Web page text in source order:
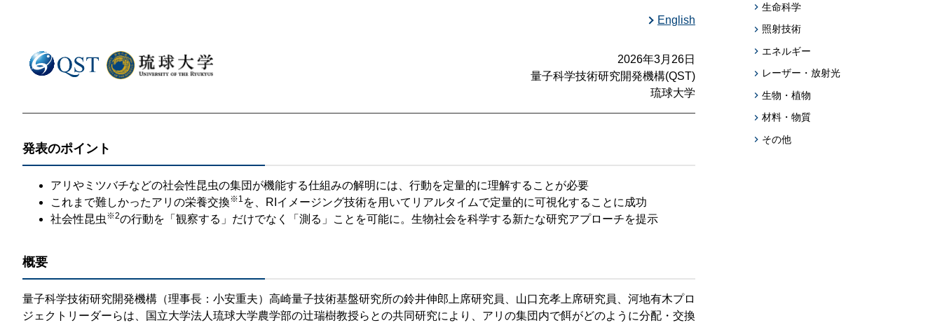
規程集
プログラム・データベース成果物一覧
学術機関リポジトリQST-Repository
English
​2026年3月26日
量子科学技術研究開発機構(QST)
琉球大学
発表のポイント
アリやミツバチなどの社会性昆虫の集団が機能する仕組みの解明には、行動を定量的に理解することが必要
これまで難しかったアリの栄養交換※1 を、RIイメージング技術を用いてリアルタイムで定量的に可視化することに成功
社会性昆虫 ※2の行動を「観察する」だけでなく「測る」ことを可能に。生物社会を科学する新たな研究アプローチを提示
概要
量子科学技術研究開発機構（理事長：小安重夫）高崎量子技術基盤研究所の鈴井伸郎上席研究員、山口充孝上席研究員、河地有木プロ
ジェクトリーダーらは、国立大学法人琉球大学農学部の辻瑞樹教授らとの共同研究により、アリの集団内で餌がどのように分配・交換
生命科学
照射技術
エネルギー
レーザー・放射光
生物・植物
材料・物質
その他